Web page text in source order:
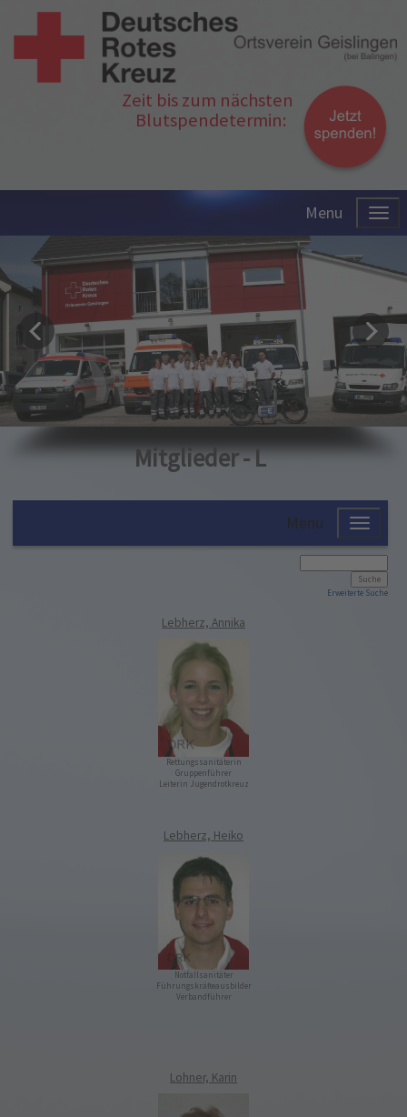
Zeit bis zum nächsten
Blutspendetermin:
Menu
Mitglieder - L
Menu
Erweiterte Suche
Lebherz, Annika
Rettungssanitäterin
Gruppenführer
Leiterin Jugendrotkreuz
Lebherz, Heiko
Notfallsanitäter
Führungskräfteausbilder
Verbandführer
Lohner, Karin